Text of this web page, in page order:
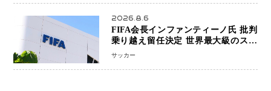
王座挑戦は再び遠のく
2026.8.6
FIFA会長インファンティーノ氏 批判
乗り越え留任決定 世界最大級のスポ
ーツ組織を支える「権威」は揺るがず
サッカー